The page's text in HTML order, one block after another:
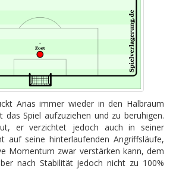
Arias immer wieder in den Halbraum
Spiel aufzuziehen und zu beruhigen.
er verzichtet jedoch auch in seiner
auf seine hinterlaufenden Angriffsläufe,
Momentum zwar verstärken kann, dem
nach Stabilität jedoch nicht zu 100%